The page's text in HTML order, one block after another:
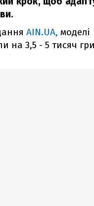
AIN.UA, моделі
на 3,5 - 5 тисяч